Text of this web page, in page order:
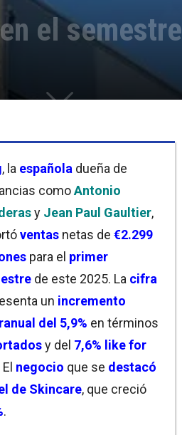
el semestre
, la española dueña de
comoAntonio
y Jean Paul Gaultier,
ventas netas de €2.299
para el primer
de este 2025. La cifra
un incremento
del 5,9% en términos
y del 7,6% like for
El negocio que se destacó
de Skincare, que creció
.